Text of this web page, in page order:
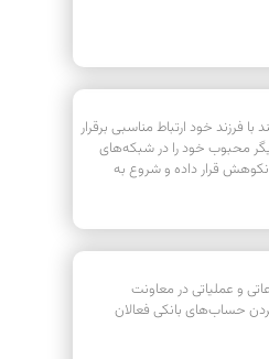
فرزند خود ارتباط مناسبی برقرار
محبوب خود را در شبکه‌های
نکوهش قرار داده و شروع به
و عملیاتی در معاونت
مسدود کردن حساب‌های بانکی فعالان